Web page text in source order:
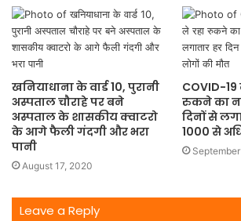
खनियाधाना के वार्ड 10, पुरानी
अस्पताल चौराहे पर बने
अस्पताल के शासकीय क्वाटरो
के आगे फैली गंदगी और भरा
पानी
August 17, 2020
COVID-
रुकने का
दिनों से
1000 से
Leave a Reply